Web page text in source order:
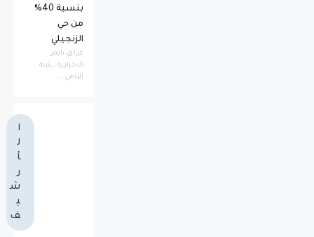
بنسبة 40%
من حي
الزنجيلي
عراق تايمز
الاخبارية _بثينة
الناهي ...
ا
ل
أ
ر
ش
ي
ف